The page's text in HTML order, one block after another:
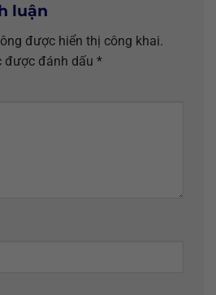
luận
được hiển thị công khai.
được đánh dấu *